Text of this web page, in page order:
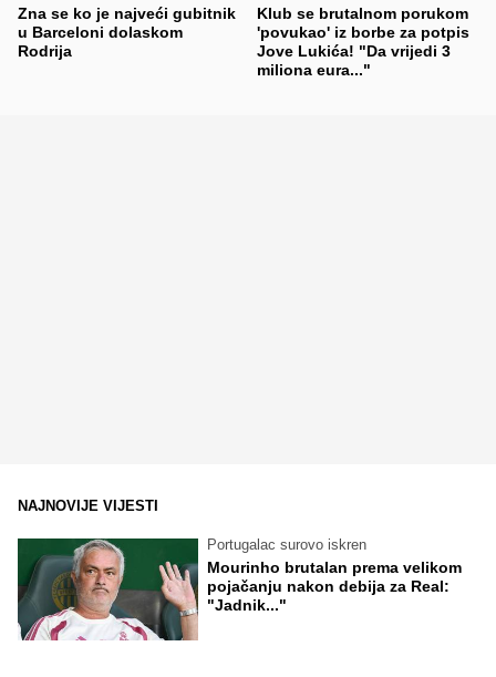
Zna se ko je najveći gubitnik
u Barceloni dolaskom
Rodrija
Klub se brutalnom porukom
'povukao' iz borbe za potpis
Jove Lukića! "Da vrijedi 3
miliona eura..."
NAJNOVIJE VIJESTI
Portugalac surovo iskren
Mourinho brutalan prema velikom
pojačanju nakon debija za Real:
"Jadnik..."